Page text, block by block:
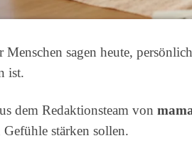
Menschen sagen heute,
ist.
dem Redaktionsteam von
stärken sollen.